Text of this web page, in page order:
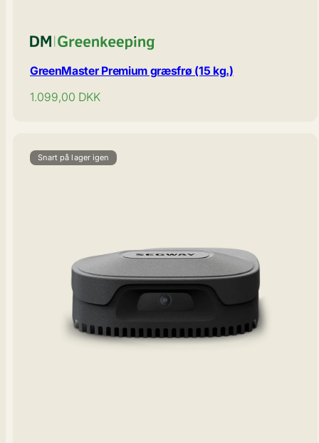
GreenMaster Premium græsfrø (15 kg.)
Normal
1.099,00 DKK
Snart på lager igen